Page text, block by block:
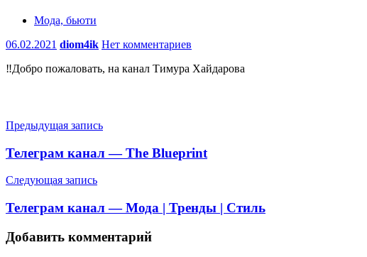
Мода, бьюти
06.02.2021 diom4ik Нет комментариев
‼️Добро пожаловать, на канал Тимура Хайдарова
Навигация
по
записям
Предыдущая запись
Телеграм канал — The Blueprint
Следующая запись
Телеграм канал — Мода | Тренды | Стиль
Добавить комментарий